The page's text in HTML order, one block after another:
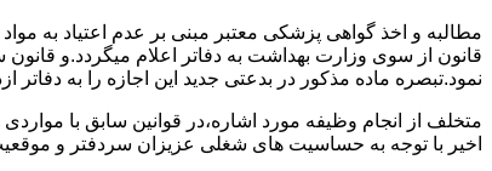
قانون از سوی وزارت بهداشت به دفاتر اعلام میگردد.و
نمود.تبصره ماده مذکور در بدعتی جدید این اجازه را به دفاتر
متخلف از انجام وظیفه مورد اشاره،در قوانین سابق با
اخیر با توجه به حساسیت های شغلی عزیزان سردفتر و